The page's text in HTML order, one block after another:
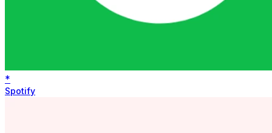
*
Spotify